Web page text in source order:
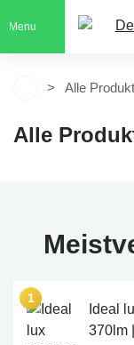
Menu
Alle
Alle
Ideal
370lm